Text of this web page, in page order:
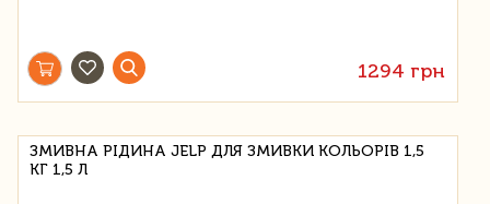
1294 грн
ЗМИВНА РІДИНА JELP ДЛЯ ЗМИВКИ КОЛЬОРІВ 1,5
КГ 1,5 Л